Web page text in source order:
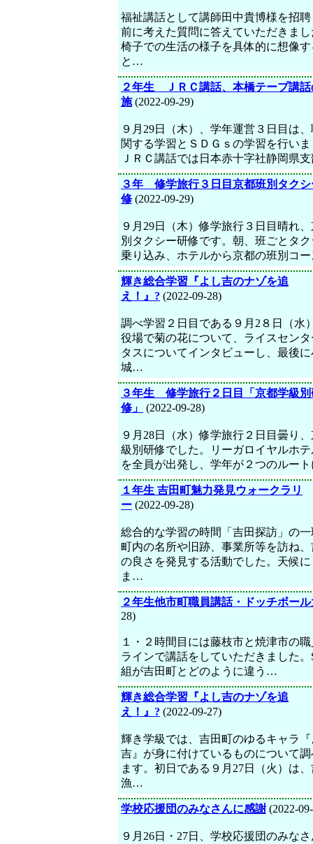
福祉講話として講師田中貴博様を招
前に考えた質問に答えていただきま
椅子での生活の様子を具体的に想像
と…
２年生 ＪＲＣ講話、本橋テープ講話
施(2022-09-29)
９月29日（木）、学年運営３日目は
関する学習とＳＤＧｓの学習を行い
ＪＲＣ講話では日本赤十字社静岡県
３年 修学旅行３日目京都班別タクシ
修 (2022-09-29)
９月29日（木）修学旅行３日目晴れ
別タクシー研修です。朝、班ごとタ
乗り込み、ホテルから京都の班別コ
輝き総合学習『よし吉のナゾを追
え！』? (2022-09-28)
調べ学習２日目である９月2８日（水
役場で菊の花について、ライスセン
タスについてインタビューし、最後
城…
３年生 修学旅行２日目「京都学級別
修」
(2022-09-28)
９月28日（水）修学旅行２日目曇り
級別研修でした。リーガロイヤルホ
を全員が出発し、学年が２つのルー
１年生 吉田町魅力発見ウォークラリ
ー (2022-09-28)
総合的な学習の時間「吉田探訪」の
町内の名所や旧跡、事業所等を訪ね
の良さを発見する活動でした。天候
ま…
２年生他市町職員講話・ドッチボー
28)
１・２時間目には藤枝市と焼津市の
ラインで講話をしていただきました
組が吉田町とどのように違う…
輝き総合学習『よし吉のナゾを追
え！』? (2022-09-27)
輝き学級では、吉田町のゆるキャラ
吉』が身に付けているものについて
ます。初日である９月27日（火）は
漁…
学校応援団のみなさんに感謝(2022-
９月26日・27日、学校応援団のみな